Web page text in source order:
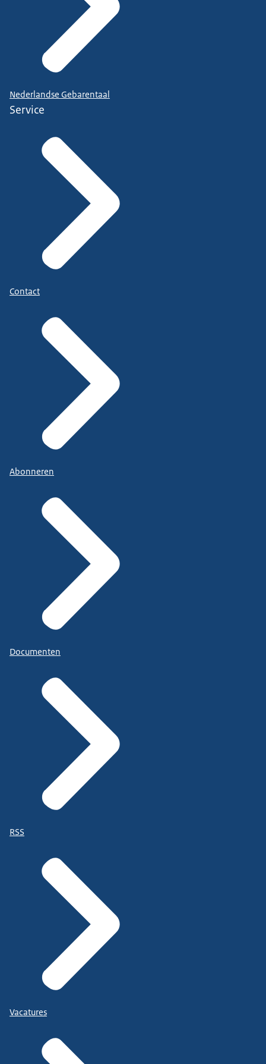
Nederlandse Gebarentaal
Service
Contact
Abonneren
Documenten
RSS
Vacatures